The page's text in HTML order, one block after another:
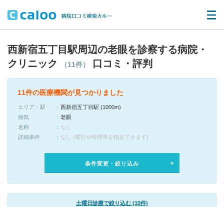
西新宿五丁目駅周辺の老眼を診察する病院・
クリニック
（11件） 口コミ・評判
11件の医療機関が見つかりました
エリア・駅
西新宿五丁目駅 (1000m)
病気
老眼
名称
なし
詳細条件
なし (曜日や時間帯を指定できます)
条件変更・絞り込み
土曜日診療で絞り込む (10件)